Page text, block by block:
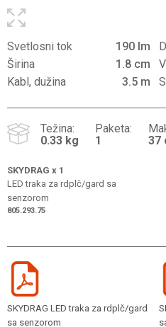
Svetlosni tok 190 lm
Širina
1.8 cm
Kabl, dužina
3.5 m
Težina:
0.33 kg
Paketa:
1
37
SKYDRAG x 1
LED traka za rdplč/gard sa
senzorom
805.293.75
SKYDRAG LED traka za rdplč/gard
sa senzorom